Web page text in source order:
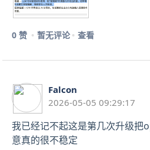
0 赞 暂无评论 查看
Falcon
2026-05-05 09:29:17
我已经记不起这是第几次升级把
意真的很不稳定